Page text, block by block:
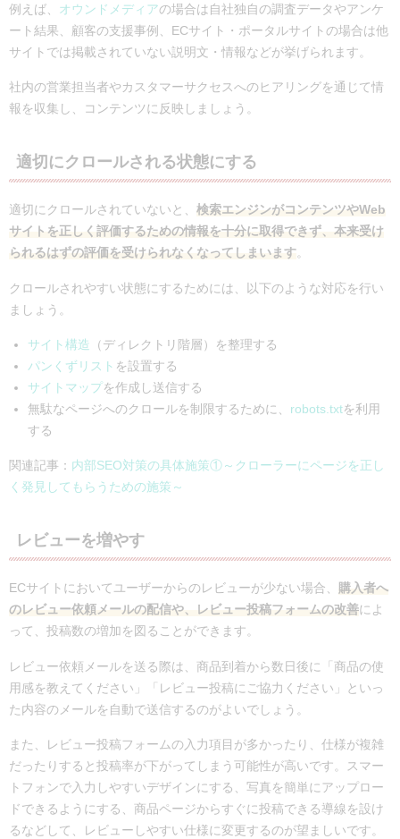
例えば、 オウンドメディアの場合は自社独自の調査データやアンケ
ート結果、顧客の支援事例、ECサイト・ポータルサイトの場合は他
サイトでは掲載されていない説明文・情報などが挙げられます。
社内の営業担当者やカスタマーサクセスへのヒアリングを通じて情
報を収集し、コンテンツに反映しましょう。
適切にクロールされる状態にする
適切にクロールされていないと、 検索エンジンがコンテンツやWeb
サイトを正しく評価するための情報を十分に取得できず、本来受け
られるはずの評価を受けられなくなってしまいます。
クロールされやすい状態にするためには、以下のような対応を行い
ましょう。
サイト構造 （ディレクトリ階層）を整理する
パンくずリスト を設置する
サイトマップを作成し送信する
無駄なページへのクロールを制限するために、 robots.txtを利用
する
関連記事： 内部SEO対策の具体施策①～クローラーにページを正し
く発見してもらうための施策～
レビューを増やす
ECサイトにおいてユーザーからのレビューが少ない場合、
購入者へ
のレビュー依頼メールの配信や、レビュー投稿フォームの改善によ
って、投稿数の増加を図ることができます。
レビュー依頼メールを送る際は、商品到着から数日後に「商品の使
用感を教えてください」「レビュー投稿にご協力ください」といっ
た内容のメールを自動で送信するのがよいでしょう。
また、レビュー投稿フォームの入力項目が多かったり、仕様が複雑
だったりすると投稿率が下がってしまう可能性が高いです。スマー
トフォンで入力しやすいデザインにする、写真を簡単にアップロー
ドできるようにする、商品ページからすぐに投稿できる導線を設け
るなどして、レビューしやすい仕様に変更するのが望ましいです。